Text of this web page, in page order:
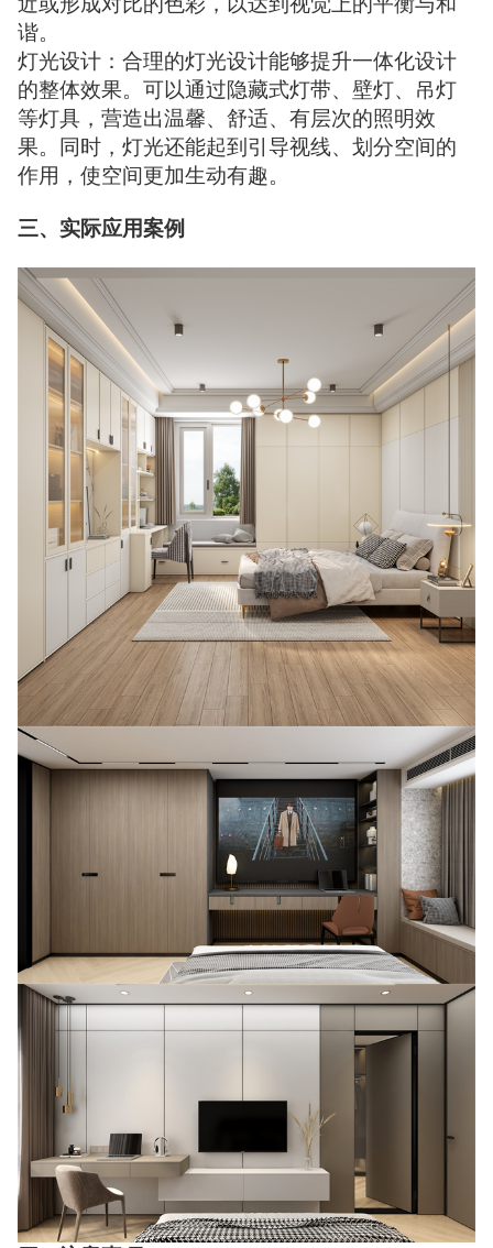
谐。
灯光设计：合理的灯光设计能够提升一体化设计
的整体效果。可以通过隐藏式灯带、壁灯、吊灯
等灯具，营造出温馨、舒适、有层次的照明效
果。同时，灯光还能起到引导视线、划分空间的
作用，使空间更加生动有趣。
三、实际应用案例